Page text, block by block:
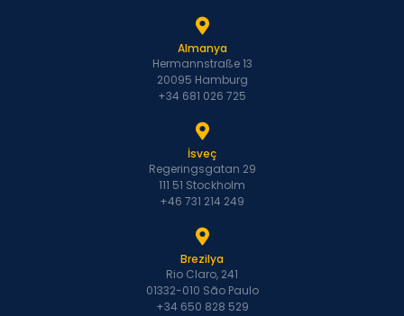
Almanya
Hermannstraße 13
20095 Hamburg
+34 681 026 725
İsveç
Regeringsgatan 29
111 51 Stockholm
+46 731 214 249
Brezilya
Rio Claro, 241
01332-010 São Paulo
+34 650 828 529